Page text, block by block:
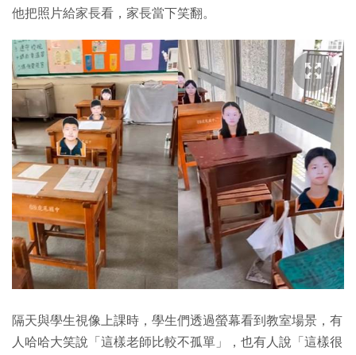
他把照片給家長看，家長當下笑翻。
隔天與學生視像上課時，學生們透過螢幕看到教室場景，有
人哈哈大笑說「這樣老師比較不孤單」，也有人說「這樣很